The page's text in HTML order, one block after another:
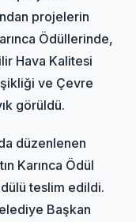
projelerin
Ödüllerinde,
Hava Kalitesi
ve Çevre
görüldü.
düzenlenen
Karınca Ödül
teslim edildi.
Başkan